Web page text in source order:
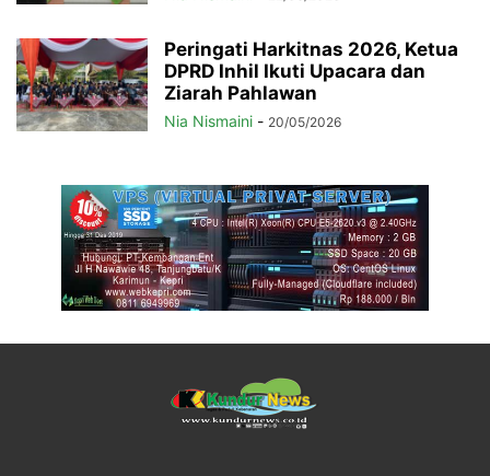
Peringati Harkitnas 2026, Ketua
DPRD Inhil Ikuti Upacara dan
Ziarah Pahlawan
Nia Nismaini - 20/05/2026